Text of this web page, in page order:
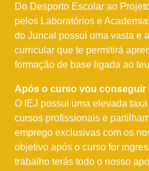
Do Desporto Escolar ao
pelos Laboratórios e
do Juncal possui uma vasta e
curricular que te permitirá
formação de base ligada ao
Após o curso vou conseguir
O IEJ possui uma elevada
cursos profissionais e
emprego exclusivas com os
objetivo após o curso for
trabalho terás todo o nosso